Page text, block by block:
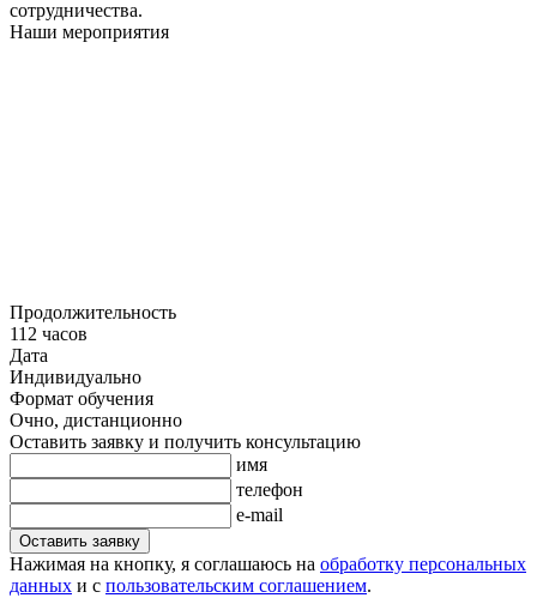
сотрудничества.
Наши мероприятия
Продолжительность
112 часов
Дата
Индивидуально
Формат обучения
Очно, дистанционно
Оставить заявку и получить консультацию
имя
телефон
e-mail
Оставить заявку
Нажимая на кнопку, я соглашаюсь на обработку персональных
данных и с пользовательским соглашением.